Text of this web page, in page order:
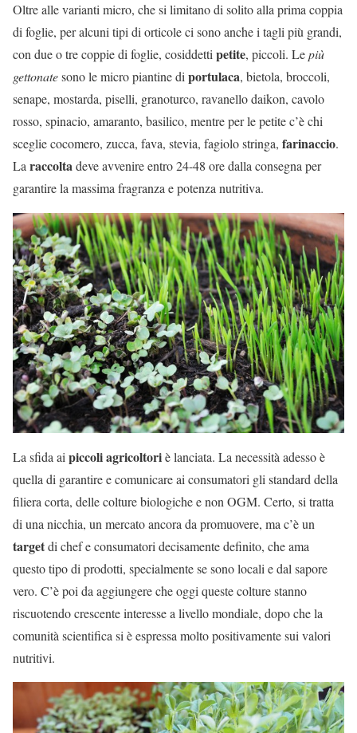
Oltre alle varianti micro, che si limitano di solito alla prima coppia
di foglie, per alcuni tipi di orticole ci sono anche i tagli più grandi,
con due o tre coppie di foglie, cosiddettipetite, piccoli. Lepiù
gettonatesono le micro piantine diportulaca, bietola, broccoli,
senape, mostarda, piselli, granoturco, ravanello daikon, cavolo
rosso, spinacio, amaranto, basilico, mentre per le petite c’è chi
sceglie cocomero, zucca, fava, stevia, fagiolo stringa, farinaccio.
Laraccoltadeve avvenire entro 24-48 ore dalla consegna per
garantire la massima fragranza e potenza nutritiva.
La sfida ai piccoli agricoltoriè lanciata. La necessità adesso è
quella di garantire e comunicare ai consumatori gli standard della
filiera corta, delle colture biologiche e non OGM. Certo, si tratta
di una nicchia, un mercato ancora da promuovere, ma c’è un
targetdi chef e consumatori decisamente definito, che ama
questo tipo di prodotti, specialmente se sono locali e dal sapore
vero. C’è poi da aggiungere che oggi queste colture stanno
riscuotendo crescente interesse a livello mondiale, dopo che la
comunità scientifica si è espressa molto positivamente sui valori
nutritivi.